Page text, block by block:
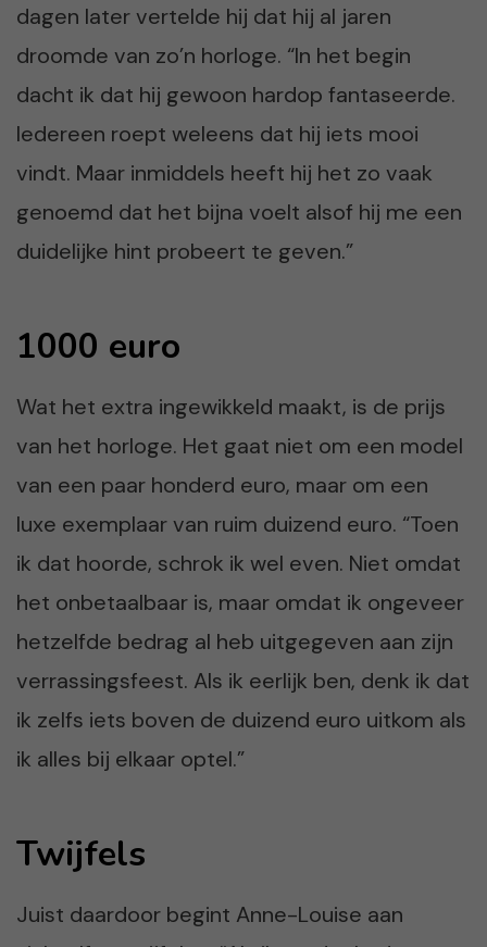
dagen later vertelde hij dat hij al jaren
droomde van zo’n horloge. “In het begin
dacht ik dat hij gewoon hardop fantaseerde.
Iedereen roept weleens dat hij iets mooi
vindt. Maar inmiddels heeft hij het zo vaak
genoemd dat het bijna voelt alsof hij me een
duidelijke hint probeert te geven.”
1000 euro
Wat het extra ingewikkeld maakt, is de prijs
van het horloge. Het gaat niet om een model
van een paar honderd euro, maar om een
luxe exemplaar van ruim duizend euro. “Toen
ik dat hoorde, schrok ik wel even. Niet omdat
het onbetaalbaar is, maar omdat ik ongeveer
hetzelfde bedrag al heb uitgegeven aan zijn
verrassingsfeest. Als ik eerlijk ben, denk ik dat
ik zelfs iets boven de duizend euro uitkom als
ik alles bij elkaar optel.”
Twijfels
Juist daardoor begint Anne-Louise aan